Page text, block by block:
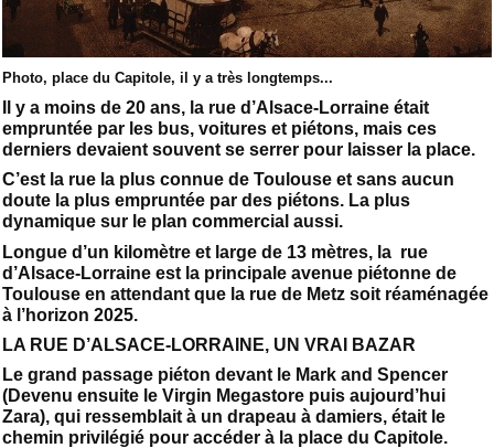
Photo, place du Capitole, il y a très longtemps...
Il y a moins de 20 ans, la rue d’Alsace-Lorraine était
empruntée par les bus, voitures et piétons, mais ces
derniers devaient souvent se serrer pour laisser la place.
C’est la rue la plus connue de Toulouse et sans aucun
doute la plus empruntée par des piétons. La plus
dynamique sur le plan commercial aussi.
Longue d’un kilomètre et large de 13 mètres, la rue
d’Alsace-Lorraine est la principale avenue piétonne de
Toulouse en attendant que la rue de Metz soit réaménagée
à l’horizon 2025.
LA RUE D’ALSACE-LORRAINE, UN VRAI BAZAR
Le grand passage piéton devant le Mark and Spencer
(Devenu ensuite le Virgin Megastore puis aujourd’hui
Zara), qui ressemblait à un drapeau à damiers, était le
chemin privilégié pour accéder à la place du Capitole.